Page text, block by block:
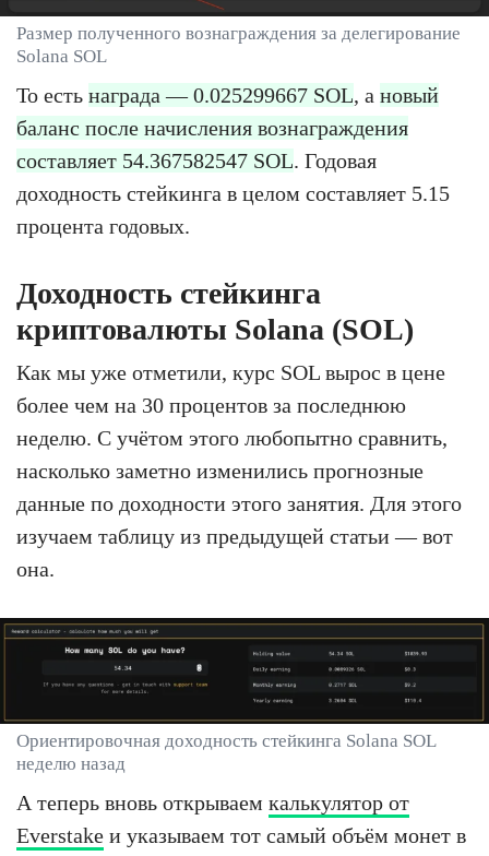
Размер полученного вознаграждения за делегирование
Solana SOL
То есть награда — 0.025299667 SOL, а новый
баланс после начисления вознаграждения
составляет 54.367582547 SOL. Годовая
доходность стейкинга в целом составляет 5.15
процента годовых.
Доходность стейкинга
криптовалюты Solana (SOL)
Как мы уже отметили, курс SOL вырос в цене
более чем на 30 процентов за последнюю
неделю. С учётом этого любопытно сравнить,
насколько заметно изменились прогнозные
данные по доходности этого занятия. Для этого
изучаем таблицу из предыдущей статьи — вот
она.
Ориентировочная доходность стейкинга Solana SOL
неделю назад
А теперь вновь открываем калькулятор от
Everstake и указываем тот самый объём монет в